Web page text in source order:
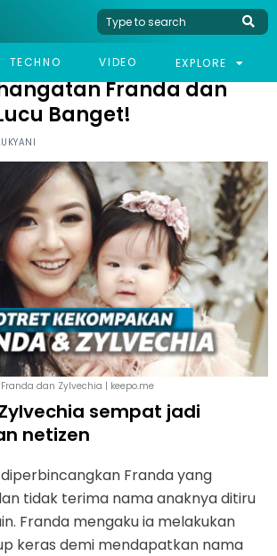
TECHNO VIDEO EXPLORE
KEHANGATAN FRANDA DAN ZYLVECHIA, LUCU BANGET!
Franda dan
Banget!
Franda dan Zylvechia | keepo.me
sempat jadi
netizen
Franda yang
tidak terima nama anaknya ditiru
Franda mengaku ia melakukan
keras demi mendapatkan nama